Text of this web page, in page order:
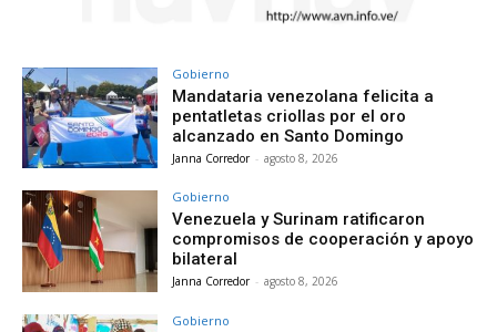
Gobierno
Mandataria venezolana felicita a
pentatletas criollas por el oro
alcanzado en Santo Domingo
Janna Corredor - agosto 8, 2026
Gobierno
Venezuela y Surinam ratificaron
compromisos de cooperación y apoyo
bilateral
Janna Corredor - agosto 8, 2026
Gobierno